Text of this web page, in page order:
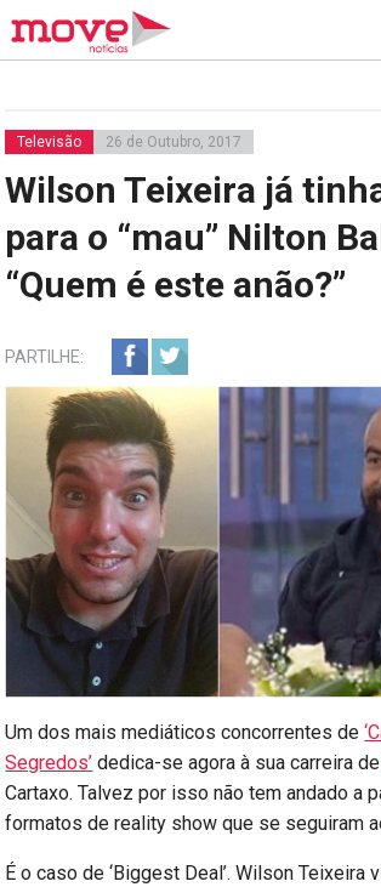
Televisão 26 de Outubro, 2017
Wilson Teixeira já
para o “mau” Nilton
“Quem é este anão?”
PARTILHE:
Um dos mais mediáticos concorrentes de
Segredos’ dedica-se agora à sua carreira
Cartaxo. Talvez por isso não tem andado a
formatos de reality show que se seguiram
É o caso de ‘Biggest Deal’. Wilson Teixeira